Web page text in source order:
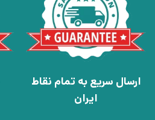
ارسال سریع به تمام نقاط
ایران